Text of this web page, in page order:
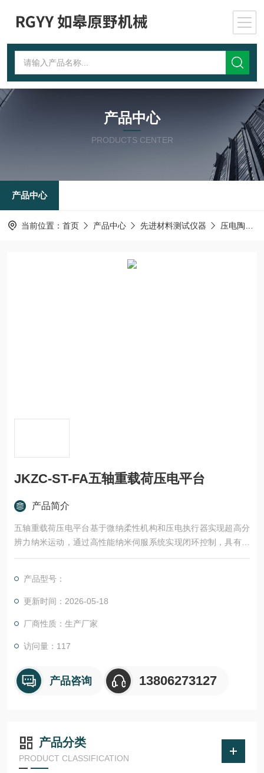
产品中心
PRODUCTS CENTER
产品中心
当前位置： 首页 产品中心 先进材料测试仪器 压电陶瓷元件
JKZC-ST-FA五轴重载荷压电平台
产品简介
五轴重载荷压电平台基于微纳柔性机构和压电执行器实现超高分
辨力纳米运动，通过高性能纳米伺服系统实现闭环控制，具有亚
纳米级运动分辨率、纳米级运动精度和高速、高动态轨迹扫描功
产品型号：
更新时间：2026-05-18
厂商性质：生产厂家
访问量：117
产品咨询 13806273127
产品分类
PRODUCT CLASSIFICATION